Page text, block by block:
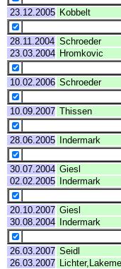
23.12.2005 Kobbelt
28.11.2004 Schroeder
23.03.2004 Hromkovic
10.02.2006 Schroeder
10.09.2007 Thissen
28.06.2005 Indermark
30.07.2004 Giesl
02.02.2005
Indermark
20.10.2007 Giesl
30.08.2004
Indermark
26.03.2007 Seidl
26.03.2007